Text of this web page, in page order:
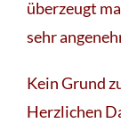
überzeugt
sehr
Kein Grund
Herzlichen